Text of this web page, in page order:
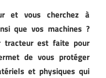
et vous cherchez à
que vos machines ?
tracteur est faite pour
de vous protéger
et physiques qui